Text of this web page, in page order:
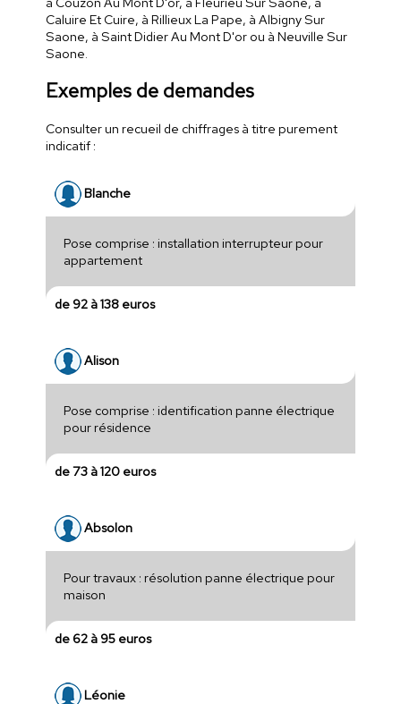
Caluire Et Cuire, à Rillieux La Pape, à Albigny Sur
Saone, à Saint Didier Au Mont D'or ou à Neuville Sur
Saone.
Exemples de demandes
Consulter un recueil de chiffrages à titre purement
indicatif :
Blanche
Pose comprise : installation interrupteur pour
appartement
de 92 à 138 euros
Alison
Pose comprise : identification panne électrique
pour résidence
de 73 à 120 euros
Absolon
Pour travaux : résolution panne électrique pour
maison
de 62 à 95 euros
Léonie